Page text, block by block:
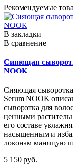
Рекомендуемые
В закладки
В сравнение
Сияющая
NOOK
Сияющая сыворотка
Serum NOOK
сыворотка для
ценными
его составе
насыщенным и
локонам манящую
5 150 руб.